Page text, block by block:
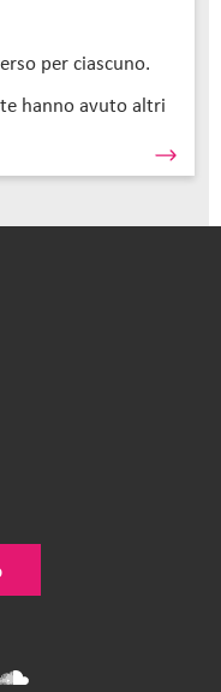
per ciascuno.
hanno avuto altri